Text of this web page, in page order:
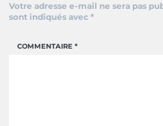
Votre adresse e-mail ne sera pas
sont indiqués avec *
COMMENTAIRE *